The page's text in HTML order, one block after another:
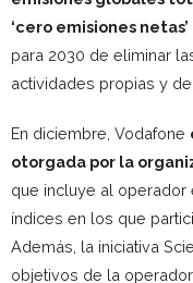
‘cero emisiones netas’
para 2030 de eliminar
actividades propias y
En diciembre, Vodafone
otorgada por la
que incluye al operador
índices en los que
Además, la iniciativa
objetivos de la